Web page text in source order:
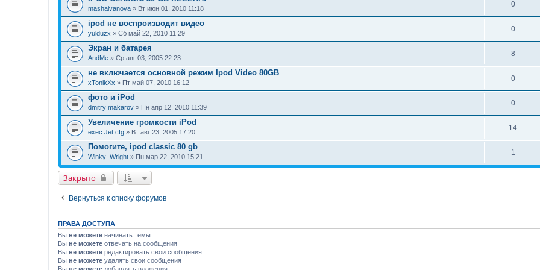
mashaivanova » Вт июн 01, 2010 11:18
0
ipod не воспроизводит видео
yulduzx » Сб май 22, 2010 11:29
0
Экран и батарея
AndMe » Ср авг 03, 2005 22:23
8
не включается основной режим Ipod Video 80GB
xTonikXx » Пт май 07, 2010 16:12
0
фото и iPod
dmitry makarov » Пн апр 12, 2010 11:39
0
Увеличение громкости iPod
exec Jet.cfg » Вт авг 23, 2005 17:20
14
Помогите, ipod classic 80 gb
Winky_Wright » Пн мар 22, 2010 15:21
1
Закрыто
Вернуться к списку форумов
ПРАВА ДОСТУПА
Вы не можете начинать темы
Вы не можете отвечать на сообщения
Вы не можете редактировать свои сообщения
Вы не можете удалять свои сообщения
Вы не можете добавлять вложения